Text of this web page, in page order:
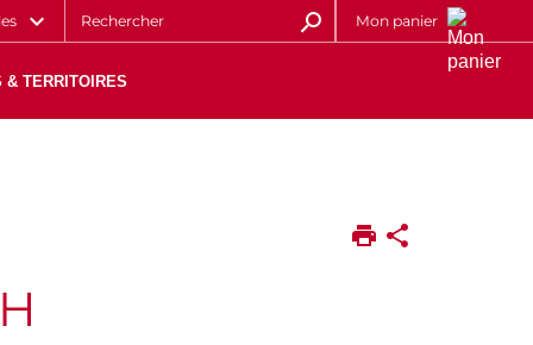
Mon panier
& TERRITOIRES